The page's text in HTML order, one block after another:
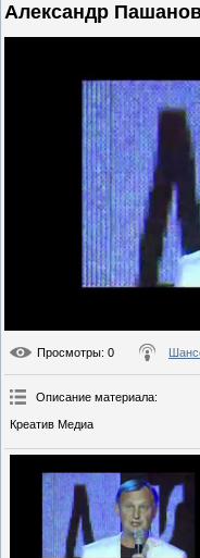
Александр
Просмотры: 0
Описание материала:
Креатив Медиа